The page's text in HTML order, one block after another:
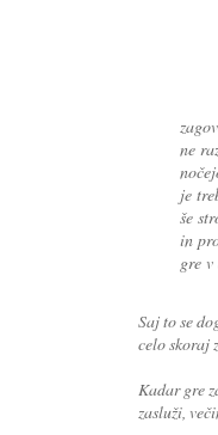
ne
je
še
in
gre v
Saj to se
celo skoraj
Kadar gre
zasluži,